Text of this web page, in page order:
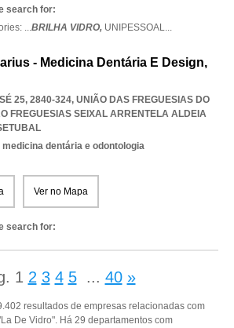
search for:
...BRILHA VIDRO, UNIPESSOAL...
- Medicina Dentária E Design,
25, 2840-324, UNIÃO DAS FREGUESIAS DO
FREGUESIAS SEIXAL ARRENTELA ALDEIA
dentária e odontologia
Ver no Mapa
search for:
1 2 3 4 5 ... 40 »
resultados de empresas relacionadas com
De Vidro". Há 29 departamentos com